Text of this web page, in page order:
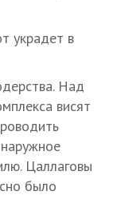
украдет в
Над
висят
Цаллаговы
было